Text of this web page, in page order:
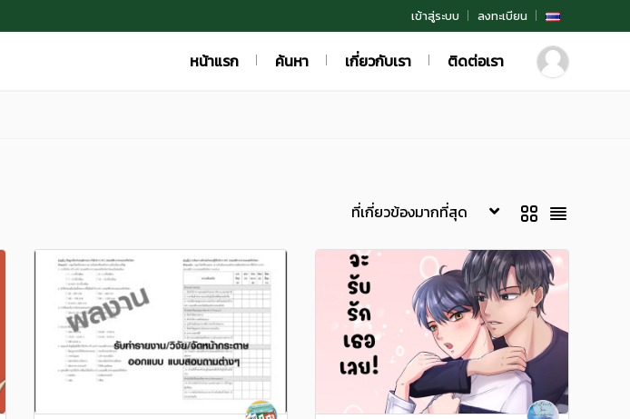
เข้าสู่ระบบ ลงทะเบียน
หน้าแรก ค้นหา เกี่ยวกับเรา ติดต่อเรา